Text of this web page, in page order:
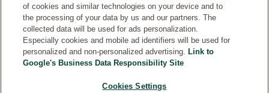
of cookies and similar technologies on your device and to
the processing of your data by us and our partners. The
collected data will be used for ads personalization.
Especially cookies and mobile ad identifiers will be used for
personalized and non-personalized advertising. Link to
Google's Business Data Responsibility Site
Cookies Settings